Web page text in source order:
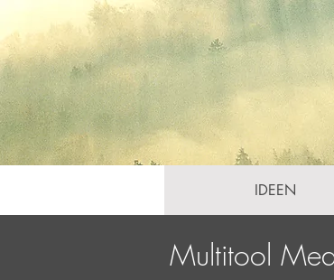
IDEEN
Multitool